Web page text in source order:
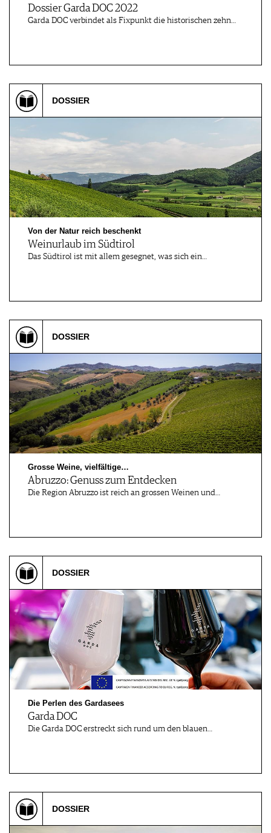
Dossier Garda DOC 2022
Garda DOC verbindet als Fixpunkt die historischen zehn…
DOSSIER
Von der Natur reich beschenkt
Weinurlaub im Südtirol
Das Südtirol ist mit allem gesegnet, was sich ein…
DOSSIER
Grosse Weine, vielfältige…
Abruzzo: Genuss zum Entdecken
Die Region Abruzzo ist reich an grossen Weinen und…
DOSSIER
Die Perlen des Gardasees
Garda DOC
Die Garda DOC erstreckt sich rund um den blauen…
DOSSIER